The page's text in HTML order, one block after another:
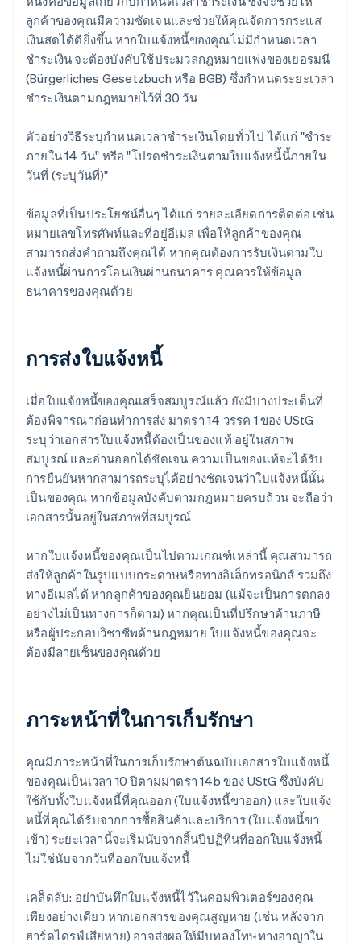
ลูกค้าของคุณมีความชัดเจนและช่วยให้คุณจัดการกระแส
เงินสดได้ดียิ่งขึ้น หากใบแจ้งหนี้ของคุณไม่มีกำหนดเวลา
ชำระเงิน จะต้องบังคับใช้ประมวลกฎหมายแพ่งของเยอรมนี
(Bürgerliches Gesetzbuch หรือ BGB) ซึ่งกำหนดระยะเวลา
ชำระเงินตามกฎหมายไว้ที่ 30 วัน
ตัวอย่างวิธีระบุกำหนดเวลาชำระเงินโดยทั่วไป ได้แก่ "ชำระ
ภายใน 14 วัน" หรือ "โปรดชำระเงินตามใบแจ้งหนี้นี้ภายใน
วันที่ (ระบุวันที่)"
ข้อมูลที่เป็นประโยชน์อื่นๆ ได้แก่ รายละเอียดการติดต่อ เช่น
หมายเลขโทรศัพท์และที่อยู่อีเมล เพื่อให้ลูกค้าของคุณ
สามารถส่งคำถามถึงคุณได้ หากคุณต้องการรับเงินตามใบ
แจ้งหนี้ผ่านการโอนเงินผ่านธนาคาร คุณควรให้ข้อมูล
ธนาคารของคุณด้วย
การส่งใบแจ้งหนี้
เมื่อใบแจ้งหนี้ของคุณเสร็จสมบูรณ์แล้ว ยังมีบางประเด็นที่
ต้องพิจารณาก่อนทำการส่ง มาตรา 14 วรรค 1 ของ UStG
ระบุว่าเอกสารใบแจ้งหนี้ต้องเป็นของแท้ อยู่ในสภาพ
สมบูรณ์ และอ่านออกได้ชัดเจน ความเป็นของแท้จะได้รับ
การยืนยันหากสามารถระบุได้อย่างชัดเจนว่าใบแจ้งหนี้นั้น
เป็นของคุณ หากข้อมูลบังคับตามกฎหมายครบถ้วน จะถือว่า
เอกสารนั้นอยู่ในสภาพที่สมบูรณ์
หากใบแจ้งหนี้ของคุณเป็นไปตามเกณฑ์เหล่านี้ คุณสามารถ
ส่งให้ลูกค้าในรูปแบบกระดาษหรือทางอิเล็กทรอนิกส์ รวมถึง
ทางอีเมลได้ หากลูกค้าของคุณยินยอม (แม้จะเป็นการตกลง
อย่างไม่เป็นทางการก็ตาม) หากคุณเป็นที่ปรึกษาด้านภาษี
หรือผู้ประกอบวิชาชีพด้านกฎหมาย ใบแจ้งหนี้ของคุณจะ
ต้องมีลายเซ็นของคุณด้วย
ภาระหน้าที่ในการเก็บรักษา
คุณมีภาระหน้าที่ในการเก็บรักษาต้นฉบับเอกสารใบแจ้งหนี้
ของคุณเป็นเวลา 10 ปีตามมาตรา 14b ของ UStG ซึ่งบังคับ
ใช้กับทั้งใบแจ้งหนี้ที่คุณออก (ใบแจ้งหนี้ขาออก) และใบแจ้ง
หนี้ที่คุณได้รับจากการซื้อสินค้าและบริการ (ใบแจ้งหนี้ขา
เข้า) ระยะเวลานี้จะเริ่มนับจากสิ้นปีปฏิทินที่ออกใบแจ้งหนี้
ไม่ใช่นับจากวันที่ออกใบแจ้งหนี้
เคล็ดลับ: อย่าบันทึกใบแจ้งหนี้ไว้ในคอมพิวเตอร์ของคุณ
เพียงอย่างเดียว หากเอกสารของคุณสูญหาย (เช่น หลังจาก
ฮาร์ดไดรฟ์เสียหาย) อาจส่งผลให้มีบทลงโทษทางอาญาใน